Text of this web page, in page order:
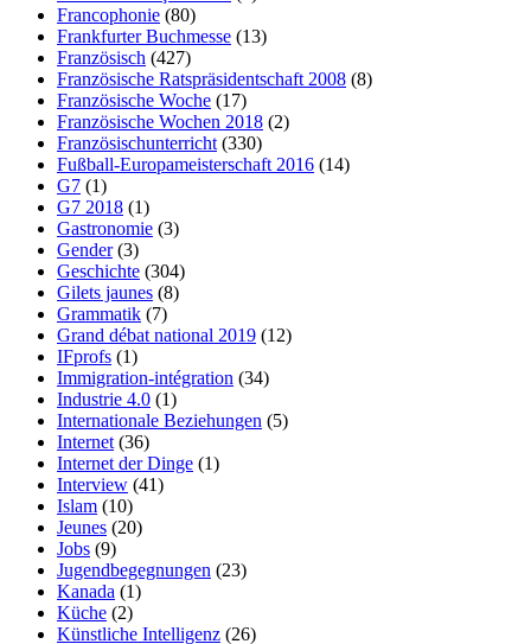
Francophonie (80)
Frankfurter Buchmesse (13)
Französisch (427)
Französische Ratspräsidentschaft 2008 (8)
Französische Woche (17)
Französische Wochen 2018 (2)
Französischunterricht(330)
Fußball-Europameisterschaft 2016 (14)
G7 (1)
G7 2018 (1)
Gastronomie (3)
Gender(3)
Geschichte (304)
Gilets jaunes (8)
Grammatik (7)
Grand débat national 2019 (12)
IFprofs (1)
Immigration-intégration (34)
Industrie 4.0 (1)
Internationale Beziehungen (5)
Internet(36)
Internet der Dinge (1)
Interview (41)
Islam (10)
Jeunes (20)
Jobs (9)
Jugendbegegnungen (23)
Kanada (1)
Küche (2)
Künstliche Intelligenz (26)